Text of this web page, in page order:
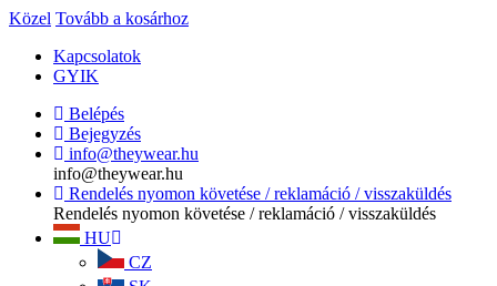
Közel Tovább a kosárhoz
Kapcsolatok
GYIK
Belépés
Bejegyzés
info@theywear.hu
info@theywear.hu
Rendelés nyomon követése / reklamáció / visszaküldés
Rendelés nyomon követése / reklamáció / visszaküldés
HU
CZ